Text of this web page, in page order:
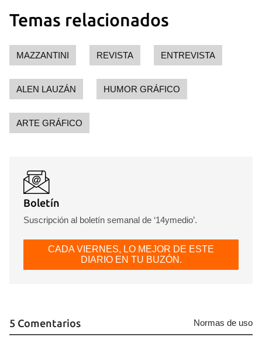
Temas relacionados
MAZZANTINI REVISTA ENTREVISTA
ALEN LAUZÁN HUMOR GRÁFICO
ARTE GRÁFICO
Boletín
Suscripción al boletín semanal de ‘14ymedio’.
CADA VIERNES, LO MEJOR DE ESTE
DIARIO EN TU BUZÓN.
5 Comentarios Normas de uso